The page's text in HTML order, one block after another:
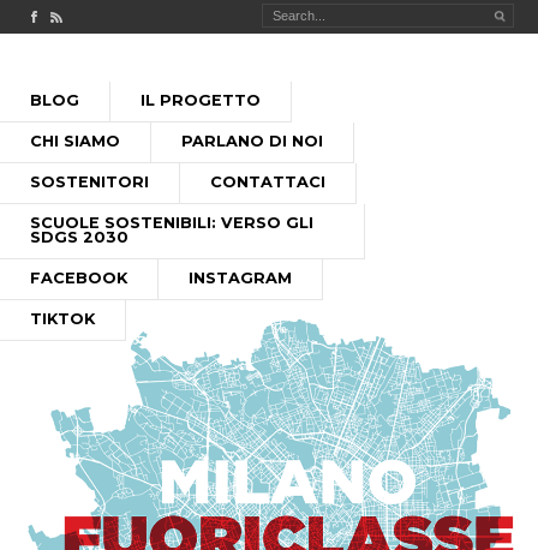
Check out our Facebook page
MILANO FUORICLASSE RSS feed
MENU PRINCIPALE
PASSA
CONTENUTO
BLOG IL PROGETTO
CHI SIAMO PARLANO DI NOI
SOSTENITORI CONTATTACI
SCUOLE SOSTENIBILI: VERSO GLI
SDGS 2030
FACEBOOK INSTAGRAM
TIKTOK